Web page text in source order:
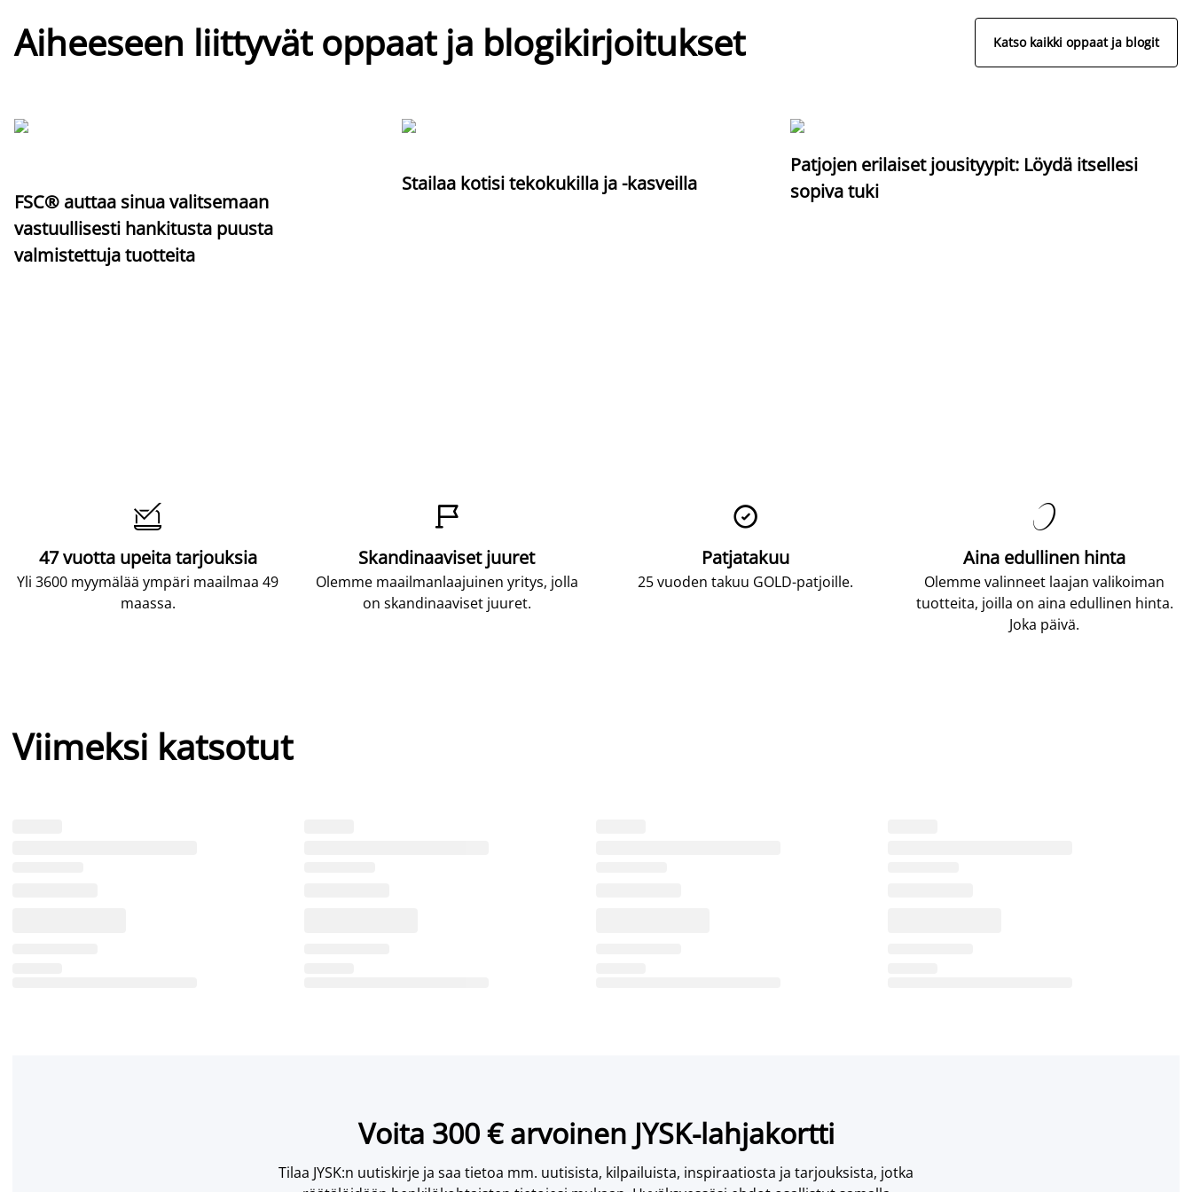
Aiheeseen liittyvät oppaat ja blogikirjoitukset Katso kaikki oppaat ja blogit
FSC® auttaa sinua valitsemaan
vastuullisesti hankitusta puusta
valmistettuja tuotteita
Stailaa kotisi tekokukilla ja -kasveilla
Patjojen erilaiset jousityypit: Löydä itsellesi
sopiva tuki

47 vuotta upeita tarjouksia
Yli 3600 myymälää ympäri maailmaa 49
maassa.

Skandinaaviset juuret
Olemme maailmanlaajuinen yritys, jolla
on skandinaaviset juuret.

Patjatakuu
25 vuoden takuu GOLD-patjoille.

Aina edullinen hinta
Olemme valinneet laajan valikoiman
tuotteita, joilla on aina edullinen hinta.
Joka päivä.
Viimeksi katsotut
Voita 300 € arvoinen JYSK-lahjakortti
Tilaa JYSK:n uutiskirje ja saa tietoa mm. uutisista, kilpailuista, inspiraatiosta ja tarjouksista, jotka